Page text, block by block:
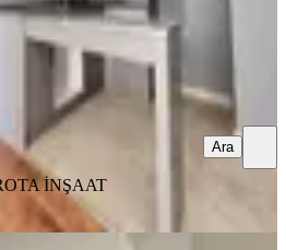
Hayrunnisa Teltik
İNŞAAT
Ara